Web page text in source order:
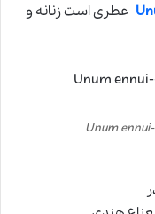
عطری است زنانه و